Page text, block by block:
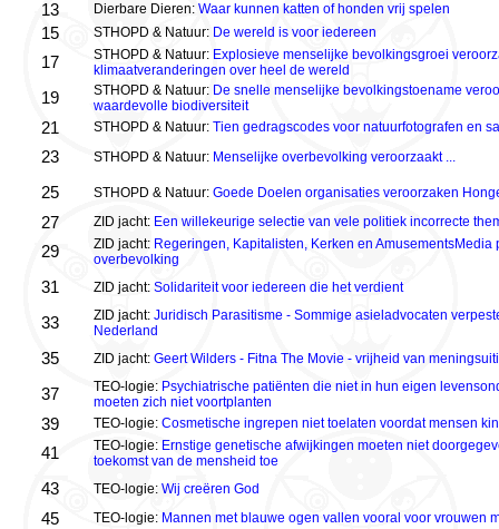
13 Dierbare Dieren: Waar kunnen katten of honden vrij spelen
15 STHOPD & Natuur: De wereld is voor iedereen
17 STHOPD & Natuur: Explosieve menselijke bevolkingsgroei
klimaatveranderingen over heel de wereld
19 STHOPD & Natuur: De snelle menselijke bevolkingstoename
waardevolle biodiversiteit
21 STHOPD & Natuur: Tien gedragscodes voor natuurfotografen en
23 STHOPD & Natuur: Menselijke overbevolking veroorzaakt ...
25 STHOPD & Natuur: Goede Doelen organisaties veroorzaken
27 ZID jacht: Een willekeurige selectie van vele politiek incorrecte
29 ZID jacht: Regeringen, Kapitalisten, Kerken en
overbevolking
31 ZID jacht: Solidariteit voor iedereen die het verdient
33 ZID jacht: Juridisch Parasitisme - Sommige asieladvocaten
Nederland
35 ZID jacht: Geert Wilders - Fitna The Movie - vrijheid van
37 TEO-logie: Psychiatrische patiënten die niet in hun eigen
moeten zich niet voortplanten
39 TEO-logie: Cosmetische ingrepen niet toelaten voordat mensen
41 TEO-logie: Ernstige genetische afwijkingen moeten niet
toekomst van de mensheid toe
43 TEO-logie: Wij creëren God
45 TEO-logie: Mannen met blauwe ogen vallen vooral voor vrouwen